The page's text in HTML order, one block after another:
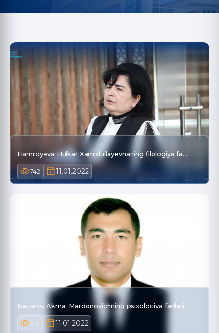
Hamroyeva Hulkar Xamidullayevnaning filologiya fa…
742 11.01.2022
Nazarov Akmal Mardonovichning psixologiya fanlari…
11.01.2022